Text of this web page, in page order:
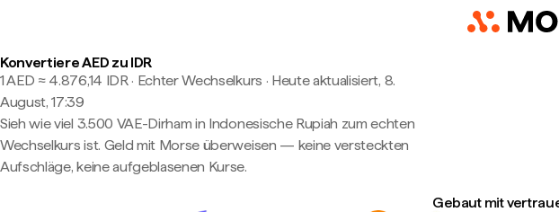
Konvertiere AED zu IDR
1 AED ≈ 4.876,14 IDR · Echter Wechselkurs · Heute aktualisiert, 8.
August, 17:39
Sieh wie viel 3.500 VAE-Dirham in Indonesische Rupiah zum echten
Wechselkurs ist. Geld mit Morse überweisen — keine versteckten
Aufschläge, keine aufgeblasenen Kurse.
Gebaut mit